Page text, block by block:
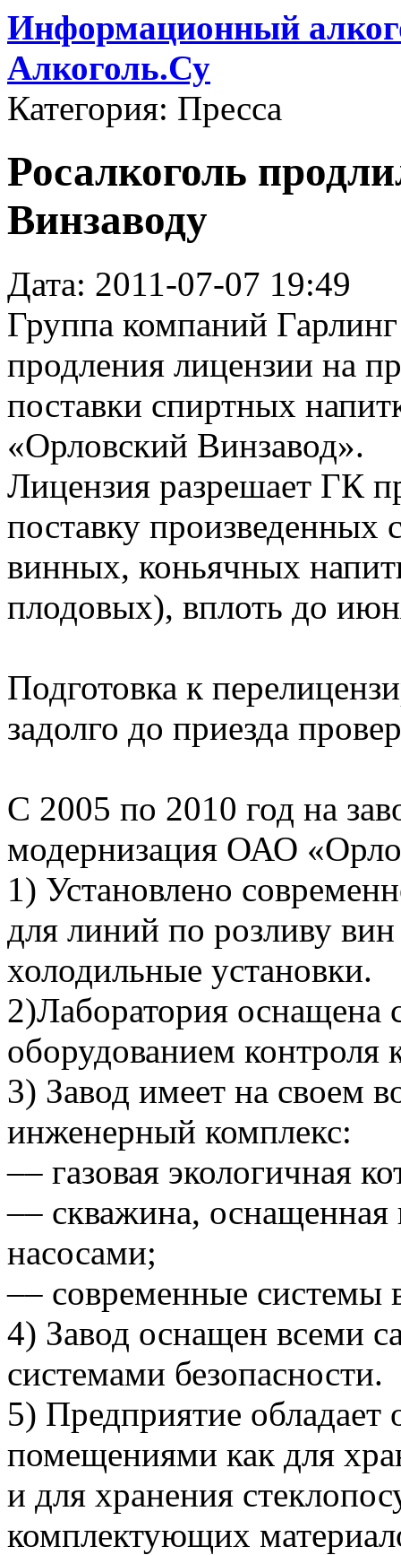
Информационный
Алкоголь.Су
Категория: Пресса
Росалкоголь
Винзаводу
Дата: 2011-07-07 19:49
Группа компаний
продления лицензии на
поставки спиртных
«Орловский Винзавод».
Лицензия разрешает ГК
поставку произведенных
винных, коньячных
плодовых), вплоть до
Подготовка к
задолго до приезда
С 2005 по 2010 год на
модернизация ОАО
1) Установлено
для линий по розливу
холодильные установки.
2)Лаборатория
оборудованием контроля
3) Завод имеет на своем
инженерный комплекс:
–– газовая экологичная
–– скважина,
насосами;
–– современные системы
4) Завод оснащен всеми
системами безопасности.
5) Предприятие
помещениями как для
и для хранения
комплектующих